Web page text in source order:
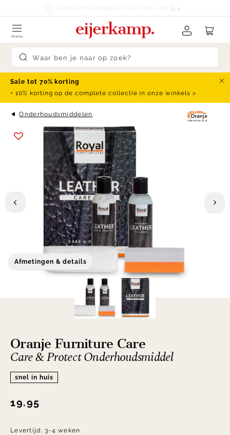
Submit search
menu
Sale tot 70% korting
+ 10% korting op de complete collectie in onze winkels >
Onderhoudsmiddelen
Afmetingen & details
Oranje Furniture Care
Care & Protect Onderhoudsmiddel
snel in huis
19.95
Levertijd:3-4 weken